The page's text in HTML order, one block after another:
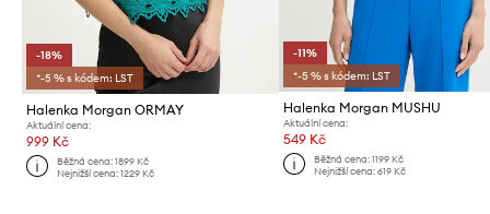
-18%
*-5 % s kódem: LST
Halenka Morgan ORMAY
Aktuální cena:
999 Kč
Běžná cena:1899 Kč
Nejnižší cena:1229 Kč
-11%
*-5 % s kódem: LST
Halenka Morgan MUSHU
Aktuální cena:
549 Kč
Běžná cena: 1199 Kč
Nejnižší cena: 619 Kč